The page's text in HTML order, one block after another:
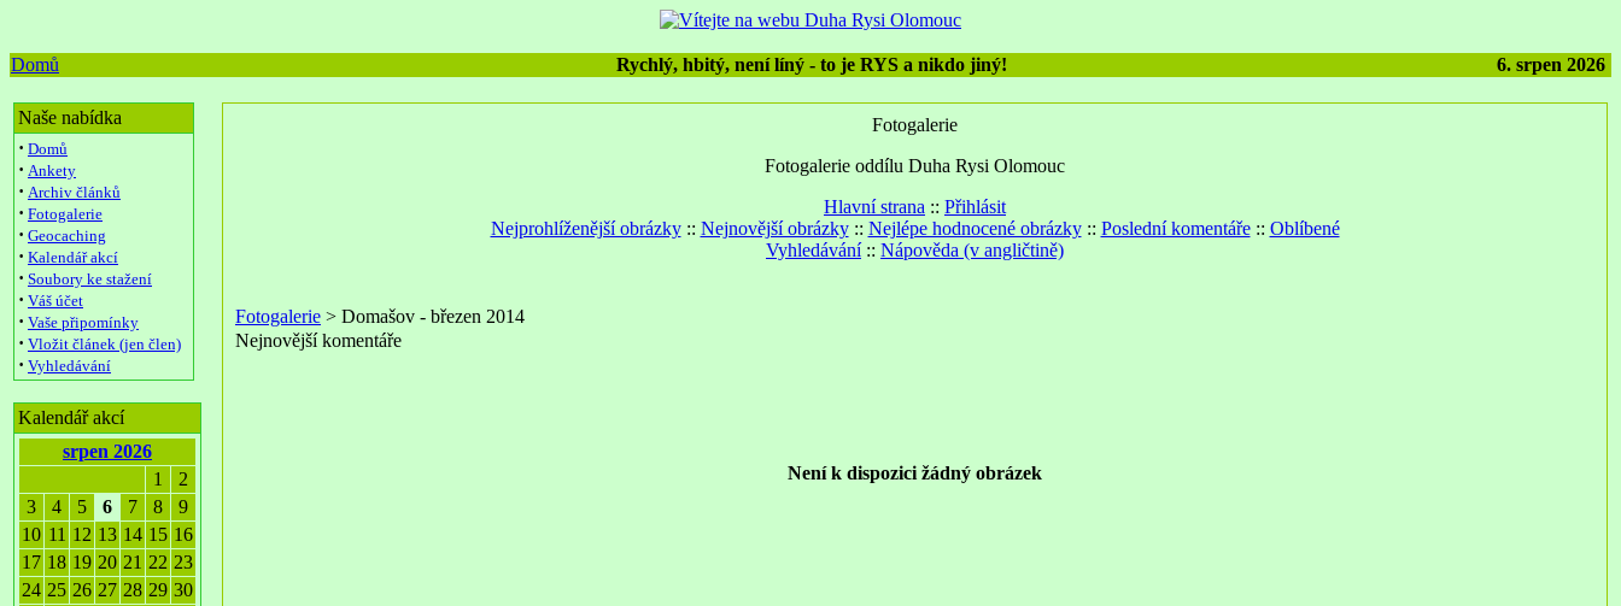
Domů Rychlý, hbitý, není líný - to je RYS a nikdo jiný! 6. srpen 2026
Naše nabídka
· Domů
· Ankety
· Archiv článků
· Fotogalerie
· Geocaching
· Kalendář akcí
· Soubory ke stažení
· Váš účet
· Vaše připomínky
· Vložit článek (jen člen)
· Vyhledávání
Kalendář akcí
srpen 2026
1
2
3
4 5 6 7 8
9
10 11 12 13 14 15 16
17 18 19 20 21 22 23
24 25 26 27 28 29 30
Fotogalerie
Fotogalerie oddílu Duha Rysi Olomouc
Hlavní strana :: Přihlásit
Nejprohlíženější obrázky:: Nejnovější obrázky:: Nejlépe hodnocené obrázky:: Poslední komentáře:: Oblíbené
Vyhledávání:: Nápověda (v angličtině)
Fotogalerie > Domašov - březen 2014
Nejnovější komentáře
Není k dispozici žádný obrázek